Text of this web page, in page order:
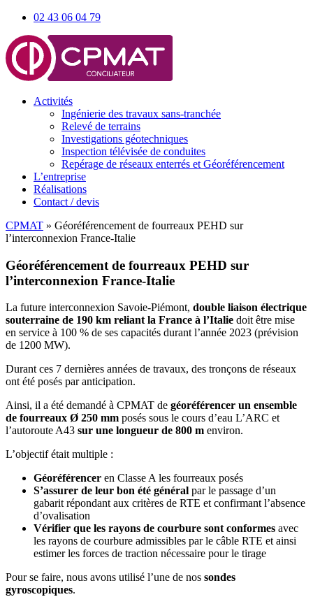
02 43 06 04 79
Activités
Ingénierie des travaux sans-tranchée
Relevé de terrains
Investigations géotechniques
Inspection télévisée de conduites
Repérage de réseaux enterrés et Géoréférencement
L’entreprise
Réalisations
Contact / devis
CPMAT » Géoréférencement de fourreaux PEHD sur
l’interconnexion France-Italie
Géoréférencement de fourreaux PEHD sur
l’interconnexion France-Italie
La future interconnexion Savoie-Piémont, double liaison électrique
souterraine de 190 km reliant la France à l’Italie doit être mise
en service à 100 % de ses capacités durant l’année 2023 (prévision
de 1200 MW).
Durant ces 7 dernières années de travaux, des tronçons de réseaux
ont été posés par anticipation.
Ainsi, il a été demandé à CPMAT de géoréférencer un ensemble
de fourreaux Ø 250 mm posés sous le cours d’eau L’ARC et
l’autoroute A43 sur une longueur de 800 m environ.
L’objectif était multiple :
Géoréférencer en Classe A les fourreaux posés
S’assurer de leur bon été général par le passage d’un
gabarit répondant aux critères de RTE et confirmant l’absence
d’ovalisation
Vérifier que les rayons de courbure sont conformes avec
les rayons de courbure admissibles par le câble RTE et ainsi
estimer les forces de traction nécessaire pour le tirage
Pour se faire, nous avons utilisé l’une de nos sondes
gyroscopiques.